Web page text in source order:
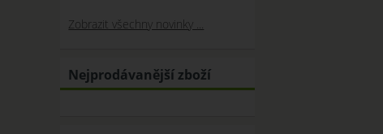
Zobrazit všechny novinky ...
Nejprodávanější zboží